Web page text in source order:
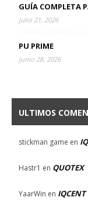
GUÍA COMPLETA
julio 21, 2026
PU PRIME
junio 28, 2026
ULTIMOS
stickman game en
Hastr1 en QUOTEX
YaarWin en IQCENT